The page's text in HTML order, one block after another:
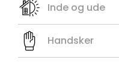
Inde og ude
Handsker